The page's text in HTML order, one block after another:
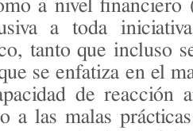
a nivel
a toda
tanto que incluso
se enfatiza en el
de reacción
a las malas